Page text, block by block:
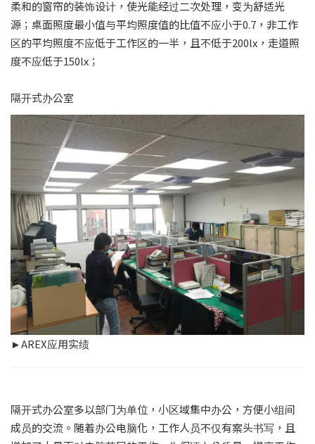
柔和的窗帘的装饰设计，使光能经过二次处理，变为舒适光
源；桌面照度最小值与平均照度值的比值不应小于0.7，非工作
区的平均照度不应低于工作区的一半，且不低于200lx，走道照
度不应低于150lx；
隔开式办公室
►AREX应用实绩
隔开式办公室多以部门为单位，小区域集中办公，方便小组间
成员的交流。随着办公电脑化，工作人员不仅有案头书写，且